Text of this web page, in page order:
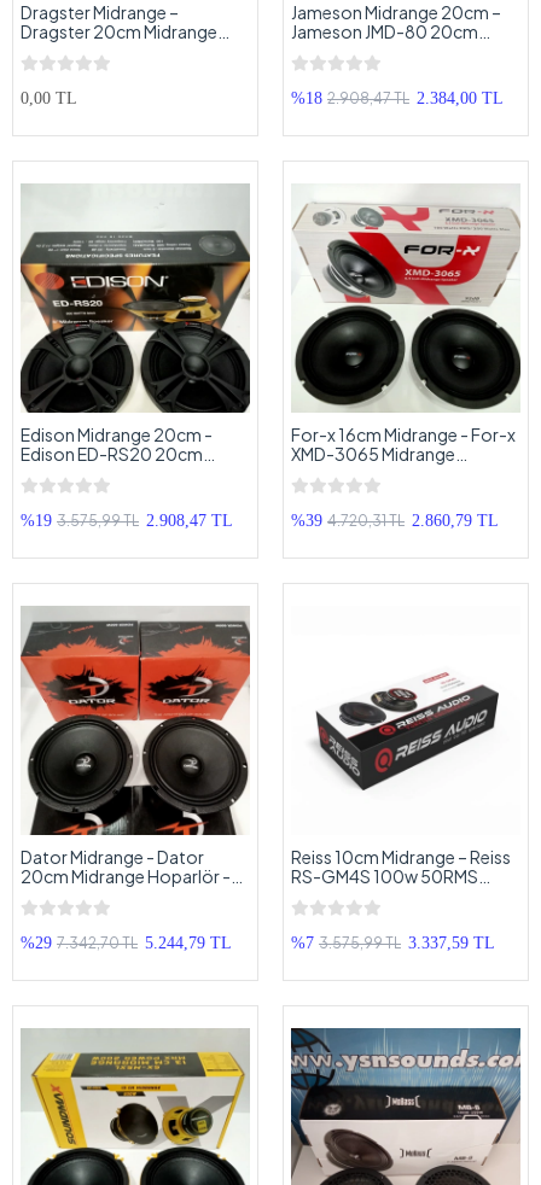
Dragster Midrange –
Dragster 20cm Midrange
Hoparlör – Dragster DMX-82
300w 150RMS Midrange
0,00 TL
Jameson Midrange 20cm –
Jameson JMD-80 20cm
Midrange Hoparlör
%18 2.908,47 TL 2.384,00 TL
Edison Midrange 20cm -
Edison ED-RS20 20cm
Midrange Hoparlör
%19 3.575,99 TL 2.908,47 TL
For-x 16cm Midrange - For-x
XMD-3065 Midrange
Hoparlör - 200w 100Rms
%39 4.720,31 TL 2.860,79 TL
Dator Midrange - Dator
20cm Midrange Hoparlör -
Dator SV200.1 600w
Midrange
%29 7.342,70 TL 5.244,79 TL
Reiss 10cm Midrange – Reiss
RS-GM4S 100w 50RMS
Midrange 10cm
%7 3.575,99 TL 3.337,59 TL